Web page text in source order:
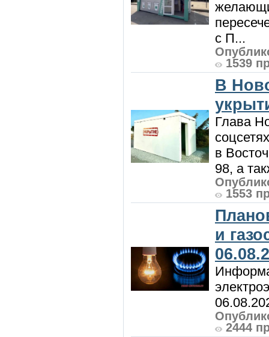
с П...
1539
В
Глава
в
98, а
1553
и
2444